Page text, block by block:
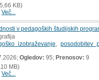
KB)
Več...
v pedagoških študijskih
izobraževanje
posodobitev
Ogledov: 95; Prenosov: 9
MB)
Več...